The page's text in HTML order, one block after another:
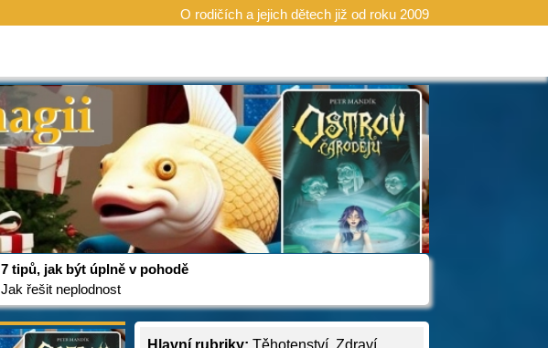
O rodičích a jejich dětech již od roku 2009
7 tipů, jak být úplně v pohodě
Jak řešit neplodnost